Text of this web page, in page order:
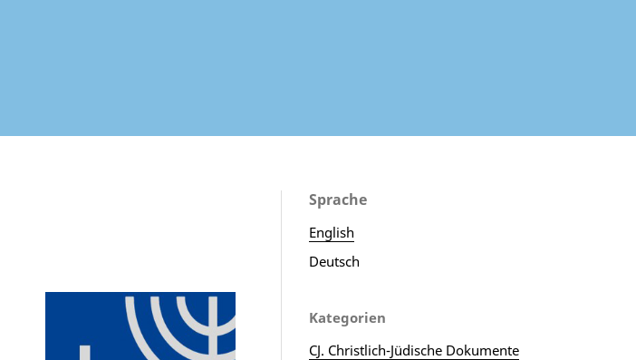
Sprache
English
Deutsch
Kategorien
CJ. Christlich-Jüdische Dokumente